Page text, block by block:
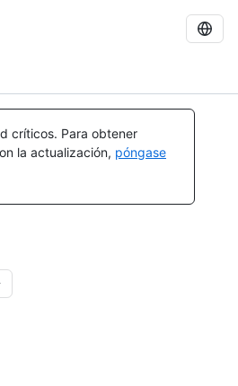
críticos. Para obtener
la actualización, póngase